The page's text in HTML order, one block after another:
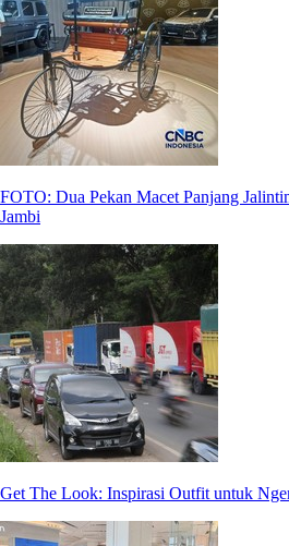
FOTO: Dua Pekan Macet Panjang
Jambi
Get The Look: Inspirasi Outfit untuk